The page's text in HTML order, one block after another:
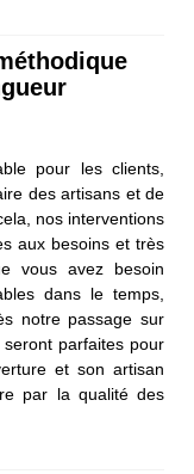
pour les clients,
des artisans et de
nos interventions
aux besoins et très
vous avez besoin
dans le temps,
notre passage sur
parfaites pour
et son artisan
par la qualité des